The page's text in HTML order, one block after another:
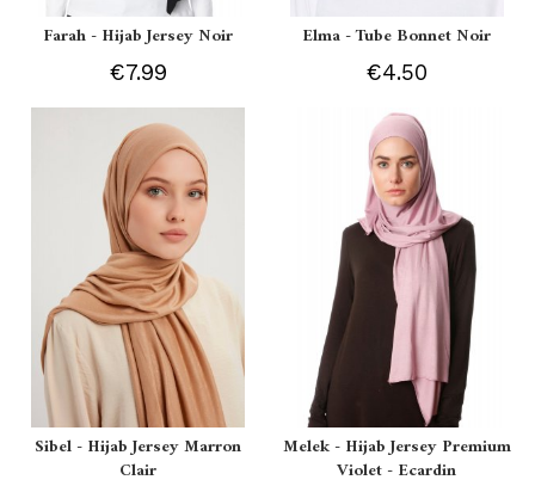
Farah - Hijab Jersey Noir
€7.99
Elma - Tube Bonnet Noir
€4.50
Sibel - Hijab Jersey Marron
Clair
Melek - Hijab Jersey Premium
Violet - Ecardin